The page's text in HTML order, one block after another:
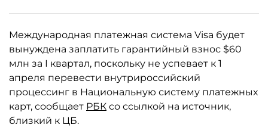
Международная платежная система Visa будет
вынуждена заплатить гарантийный взнос $60
млн за I квартал, поскольку не успевает к 1
апреля перевести внутрироссийский
процессинг в Национальную систему платежных
карт, сообщает РБК со ссылкой на источник,
близкий к ЦБ.